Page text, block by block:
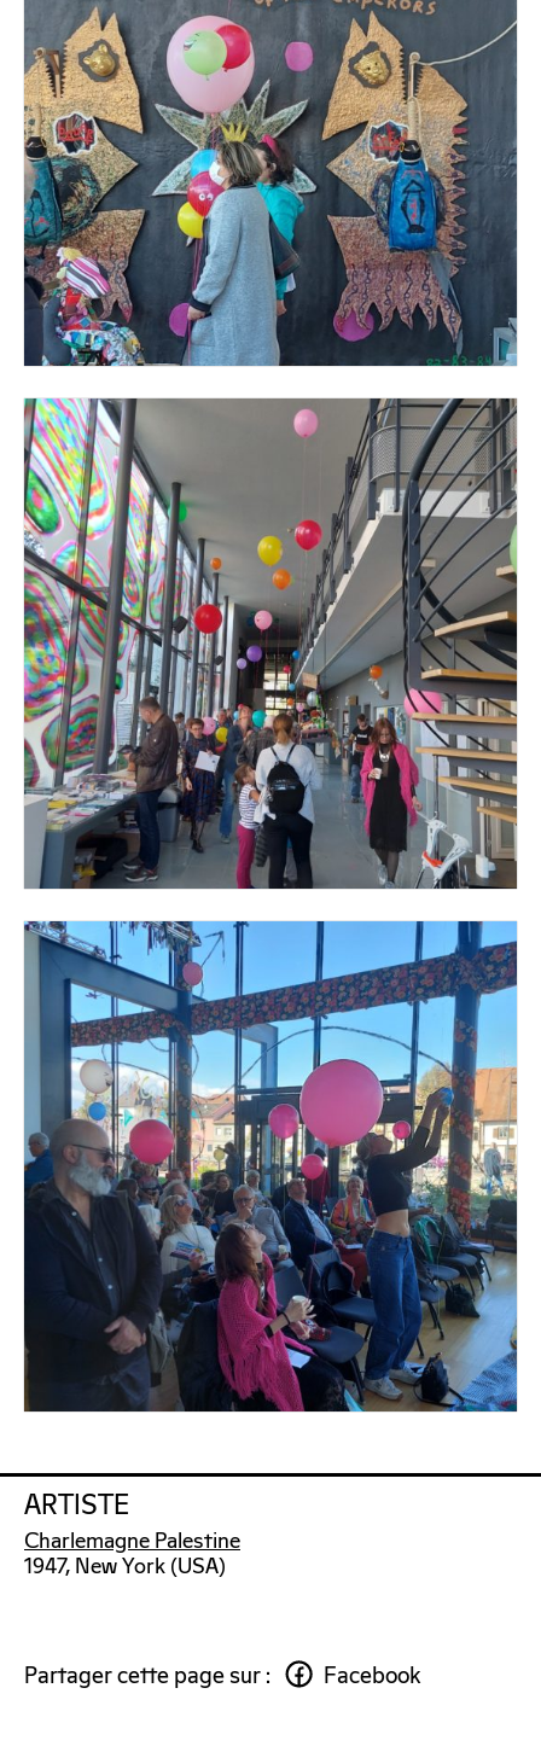
ARTISTE
Charlemagne Palestine
1947, New York (USA)
Partager cette page sur : Facebook